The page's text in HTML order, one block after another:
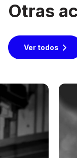
Otras
Ver todos